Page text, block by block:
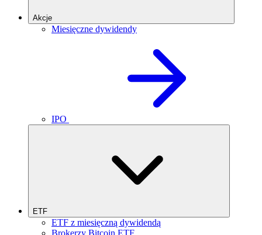
Akcje
Miesięczne dywidendy
IPO
ETF
ETF z miesięczną dywidendą
Brokerzy Bitcoin ETF